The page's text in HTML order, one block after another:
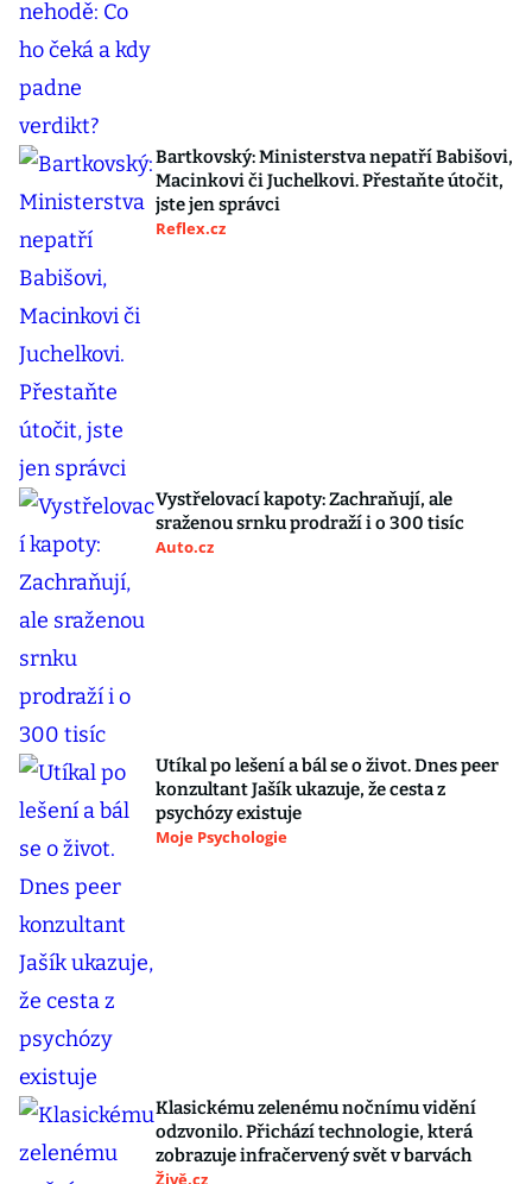
Bartkovský: Ministerstva nepatří Babišovi,
Macinkovi či Juchelkovi. Přestaňte útočit,
jste jen správci
Reflex.cz
Vystřelovací kapoty: Zachraňují, ale
sraženou srnku prodraží i o 300 tisíc
Auto.cz
Utíkal po lešení a bál se o život. Dnes peer
konzultant Jašík ukazuje, že cesta z
psychózy existuje
Moje Psychologie
Klasickému zelenému nočnímu vidění
odzvonilo. Přichází technologie, která
zobrazuje infračervený svět v barvách
Živě.cz